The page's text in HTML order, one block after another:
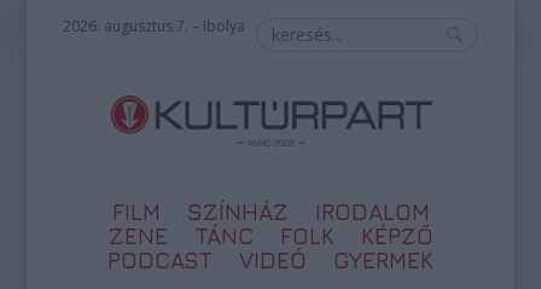
2026. augusztus 7. – Ibolya
FILM SZÍNHÁZ
IRODALOM
ZENE
TÁNC FOLK
KÉPZŐ
PODCAST
VIDEÓ GYERMEK